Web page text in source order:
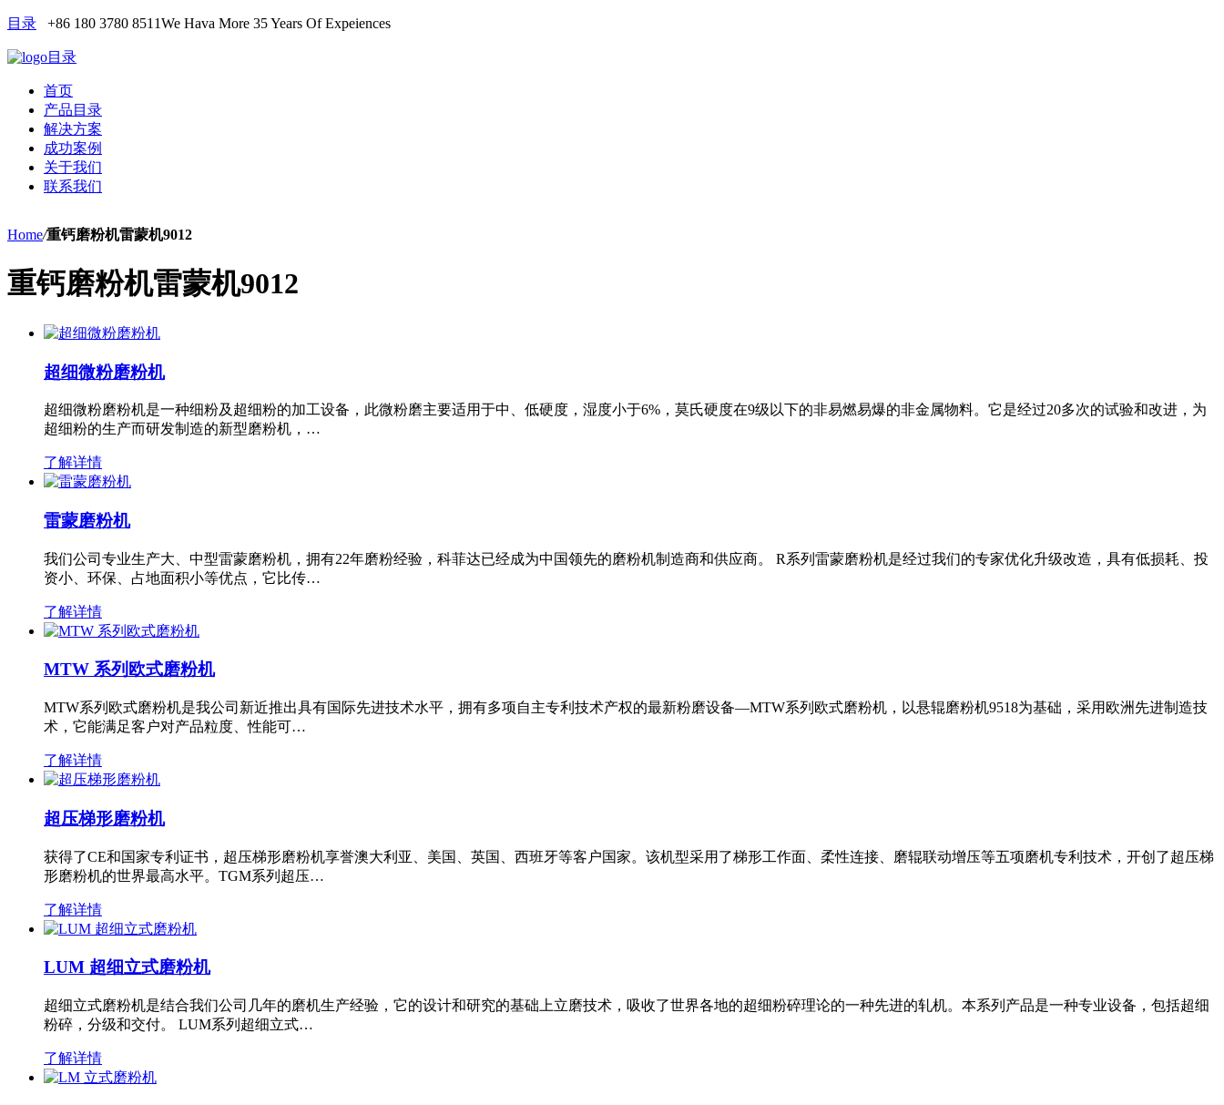
目录 +86 180 3780 8511We Hava More 35 Years Of Expeiences
目录
首页
产品目录
解决方案
成功案例
关于我们
联系我们
Home/重钙磨粉机雷蒙机9012
重钙磨粉机雷蒙机9012
超细微粉磨粉机
超细微粉磨粉机是一种细粉及超细粉的加工设备，此微粉磨主要适用于中、低硬度，湿度小于6%，莫氏硬度在9级以下的非易燃易爆的非金属物料。它是经过20多次的试验和改进，为
超细粉的生产而研发制造的新型磨粉机，…
了解详情
雷蒙磨粉机
我们公司专业生产大、中型雷蒙磨粉机，拥有22年磨粉经验，科菲达已经成为中国领先的磨粉机制造商和供应商。 R系列雷蒙磨粉机是经过我们的专家优化升级改造，具有低损耗、投
资小、环保、占地面积小等优点，它比传…
了解详情
MTW 系列欧式磨粉机
MTW系列欧式磨粉机是我公司新近推出具有国际先进技术水平，拥有多项自主专利技术产权的最新粉磨设备—MTW系列欧式磨粉机，以悬辊磨粉机9518为基础，采用欧洲先进制造技
术，它能满足客户对产品粒度、性能可…
了解详情
超压梯形磨粉机
获得了CE和国家专利证书，超压梯形磨粉机享誉澳大利亚、美国、英国、西班牙等客户国家。该机型采用了梯形工作面、柔性连接、磨辊联动增压等五项磨机专利技术，开创了超压梯
形磨粉机的世界最高水平。TGM系列超压…
了解详情
LUM 超细立式磨粉机
超细立式磨粉机是结合我们公司几年的磨机生产经验，它的设计和研究的基础上立磨技术，吸收了世界各地的超细粉碎理论的一种先进的轧机。本系列产品是一种专业设备，包括超细
粉碎，分级和交付。 LUM系列超细立式…
了解详情